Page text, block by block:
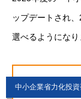
ップデートされ
選べるようになり
っているかを分か
中小企業省力化投